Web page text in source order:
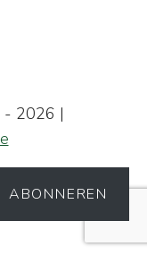
- 2026 |
ABONNEREN